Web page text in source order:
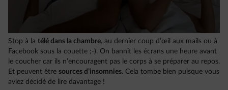
Stop à la télé dans la chambre, au dernier coup d’œil aux mails ou à
Facebook sous la couette ;-). On bannit les écrans une heure avant
le coucher car ils n’encouragent pas le corps à se préparer au repos.
Et peuvent être sources d’insomnies. Cela tombe bien puisque vous
aviez décidé de lire davantage !